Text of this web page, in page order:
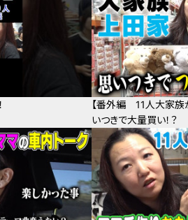
【番外編 11人大家族
いつきで大量買い！？